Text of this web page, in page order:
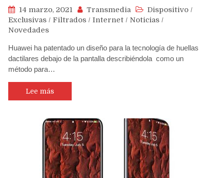
14 marzo, 2021 Transmedia Dispositivo /
Exclusivas / Filtrados / Internet / Noticias /
Novedades
Huawei ha patentado un diseño para la tecnología de huellas
dactilares debajo de la pantalla describiéndola como un
método para…
Lee más